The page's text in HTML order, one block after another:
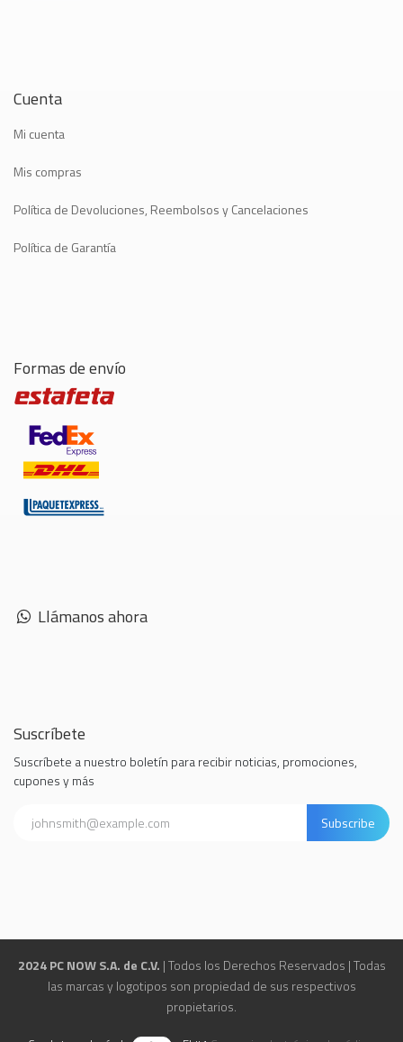
Cuenta
Mi cuenta
Mis compras
Política de Devoluciones, Reembolsos y Cancelaciones
Política de Garantía
Formas de envío
Llámanos ahora
Suscríbete
Suscríbete a nuestro boletín para recibir noticias, promociones,
cupones y más
Subscribe
2024 PC NOW S.A. de C.V. | Todos los Derechos Reservados | Todas
las marcas y logotipos son propiedad de sus respectivos
propietarios.